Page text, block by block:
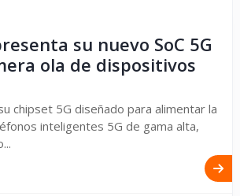
su nuevo SoC 5G
ola de dispositivos
chipset 5G diseñado para alimentar la
inteligentes 5G de gama alta,